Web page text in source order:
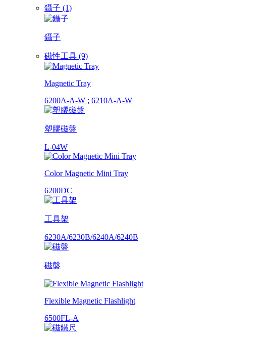
鑷子 (1)
鑷子
磁性工具 (9)
Magnetic Tray
6200A-A-W ; 6210A-A-W
塑膠磁盤
L-04W
Color Magnetic Mini Tray
6200DC
工具架
6230A/6230B/6240A/6240B
磁盤
Flexible Magnetic Flashlight
6500FL-A